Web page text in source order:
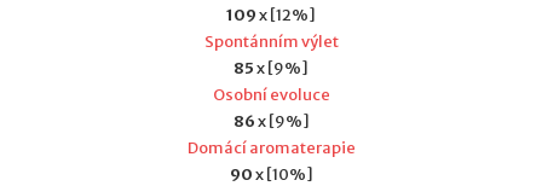
109x [12%]
Spontánním výlet
85x [9%]
Osobní evoluce
86x [9%]
Domácí aromaterapie
90x [10%]